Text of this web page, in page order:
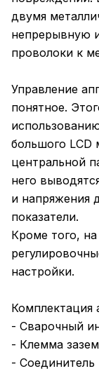
двумя
непрерывную
проволоки к
Управление
понятное.
большого LCD
центральной
него
и напряжения
показатели.
Кроме того,
настройки.
Комплектация
- Сварочный
- Клемма
- Соединитель